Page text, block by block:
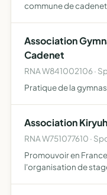
commune de cadenet
Association
Cadenet
RNA W841002106 ·
Pratique de la
Association
RNA W751077610 ·
Promouvoir en
l'organisation de